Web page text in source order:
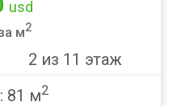
usd
м2
2 из 11 этаж
81 м2